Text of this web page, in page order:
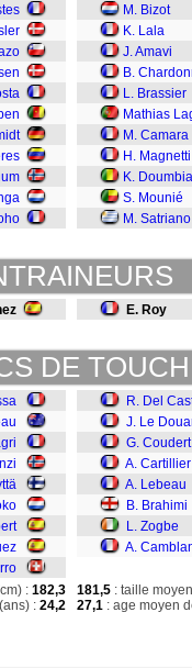
M. Bizot
K. Lala
J. Amavi
B.
L. Brassier
Mathias
M. Camara
H. Magnetti
K. Doumbia
S. Mounié
M. Satriano
E. Roy
DE
R. Del
J. Le
G. Coudert
A. Cartillier
A. Lebeau
B. Brahimi
L. Zogbe
A.
: 182,3
: 24,2
181,5 : taille
27,1 : age moyen